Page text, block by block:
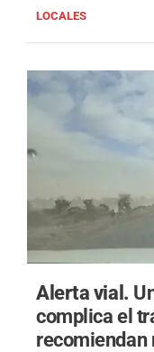
LOCALES
Alerta vial.
complica el
recomiendan